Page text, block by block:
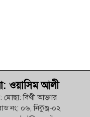
ওয়াসিম আলী
মোছা: বিথী আক্তার
নং: ০৬, নিকুঞ্জ-০২